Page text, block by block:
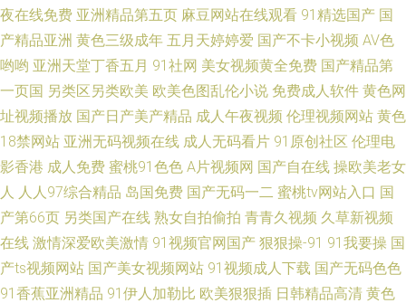
夜在线免费 亚洲精品第五页 麻豆网站在线观看 91精选国产 国
产精品亚洲 黄色三级成年 五月天婷婷爱 国产不卡小视频 AV色
哟哟 亚洲天堂丁香五月 91社网 美女视频黄全免费 国产精品第
一页国 另类区另类欧美 欧美色图乱伦小说 免费成人软件 黄色网
址视频播放 国产日产美产精品 成人午夜视频 伦理视频网站 黄色
18禁网站 亚洲无码视频在线 成人无码看片 91原创社区 伦理电
影香港 成人免费 蜜桃91色色 A片视频网 国产自在线 操欧美老女
人 人人97综合精品 岛国免费 国产无码一二 蜜桃tv网站入口 国
产第66页 另类国产在线 熟女自拍偷拍 青青久视频 久草新视频
在线 激情深爱欧美激情 91视频官网国产 狠狠操-91 91我要操 国
产ts视频网站 国产美女视频网站 91视频成人下载 国产无码色色
91香蕉亚洲精品 91伊人加勒比 欧美狠狠插 日韩精品高清 黄色